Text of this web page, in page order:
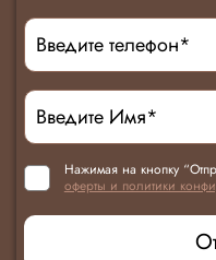
Нажимая на кнопку
оферты и политики